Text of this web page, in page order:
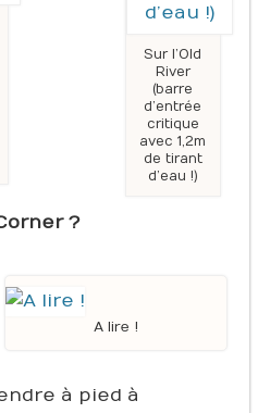
Sur l’Old
River
(barre
d’entrée
critique
avec 1,2m
de tirant
d’eau !)
?
A lire !
à pied à